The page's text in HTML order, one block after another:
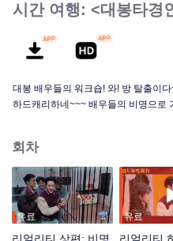
시간 여행: <대봉타경
대봉 배우들의 워크숍! 와! 방 탈출이
하드캐리하네~~~ 배우들의 비명으로
회차
유료 유료